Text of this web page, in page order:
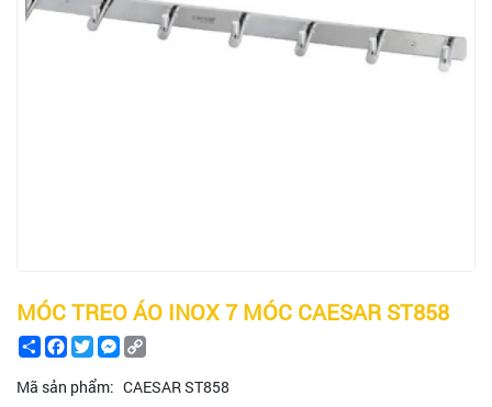
MÓC TREO ÁO INOX 7 MÓC CAESAR ST858
ShareFacebook
TwitterMessenger
Mã sản phẩm: CAESAR ST858